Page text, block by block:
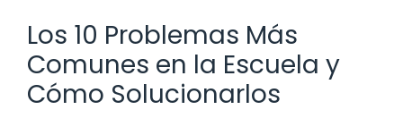
Los 10 Problemas Más
Comunes en la Escuela y
Cómo Solucionarlos